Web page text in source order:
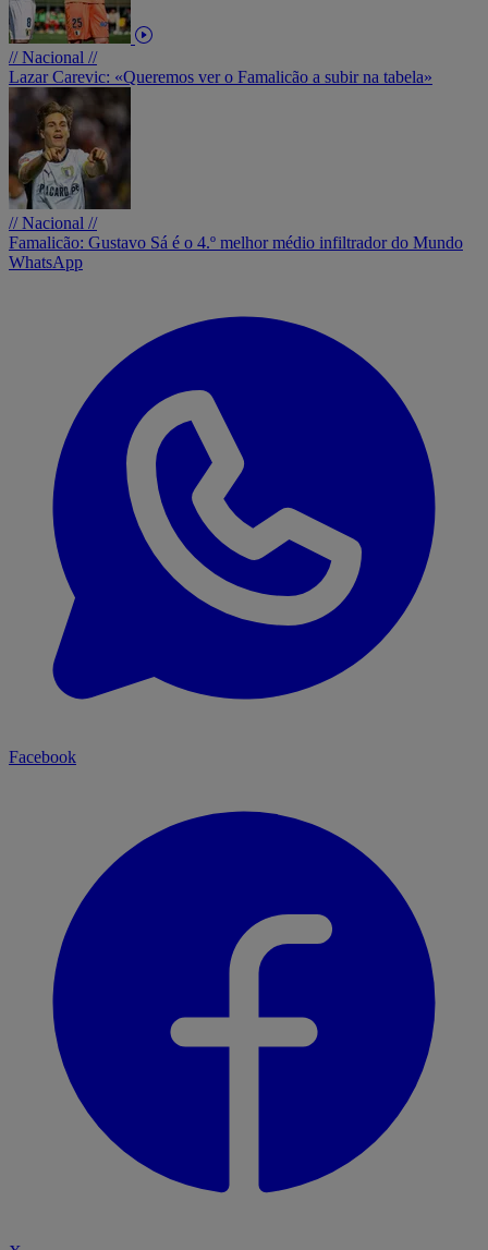
// Nacional //
Lazar Carevic: «Queremos ver o Famalicão a subir na tabela»
// Nacional //
Famalicão: Gustavo Sá é o 4.º melhor médio infiltrador do Mundo
WhatsApp
Facebook